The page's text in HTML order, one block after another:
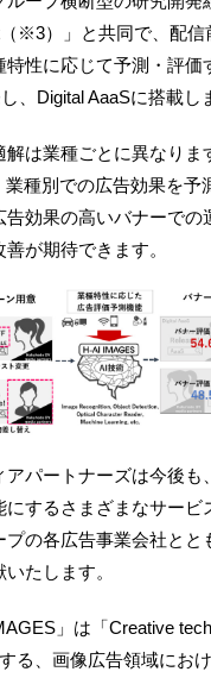
※3）」と共同で、配信
特性に応じて予測・評価
、Digital AaaSに搭載し
解は業種ごとに異なりま
種別での広告効果を予
告効果の高いバナーでの
が期待できます。
アパートナーズは今後も
するさまざまなサービ
プの各広告事業会社とと
たします。
」は「Creative
る、画像広告領域にお